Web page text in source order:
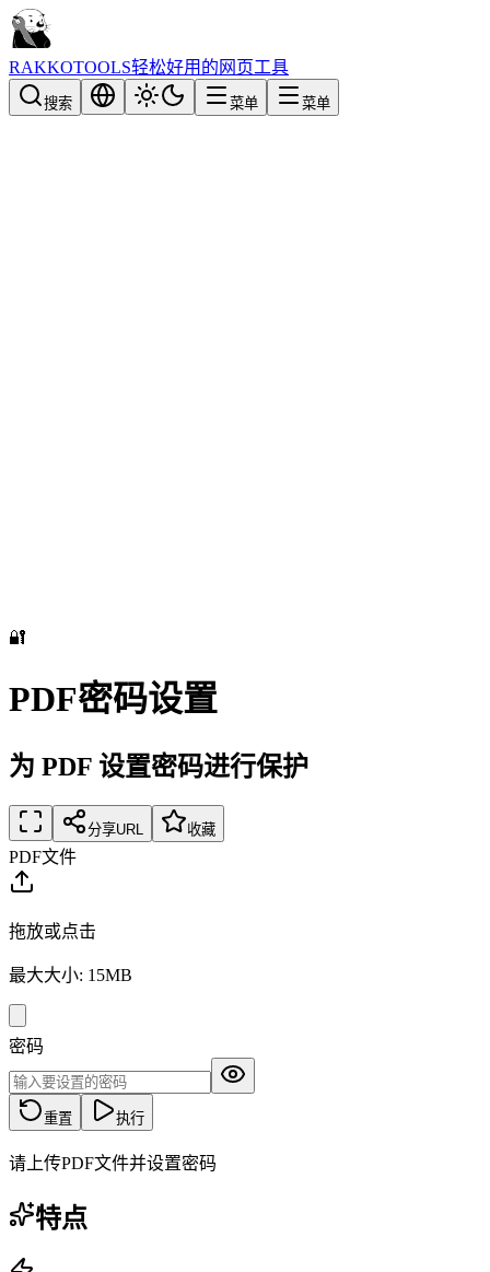
RAKKOTOOLS轻松好用的网页工具
搜索 菜单 菜单
🔐
PDF密码设置
为 PDF 设置密码进行保护
分享URL 收藏
PDF文件
拖放或点击
最大大小: 15MB
密码
重置 执行
请上传PDF文件并设置密码
特点